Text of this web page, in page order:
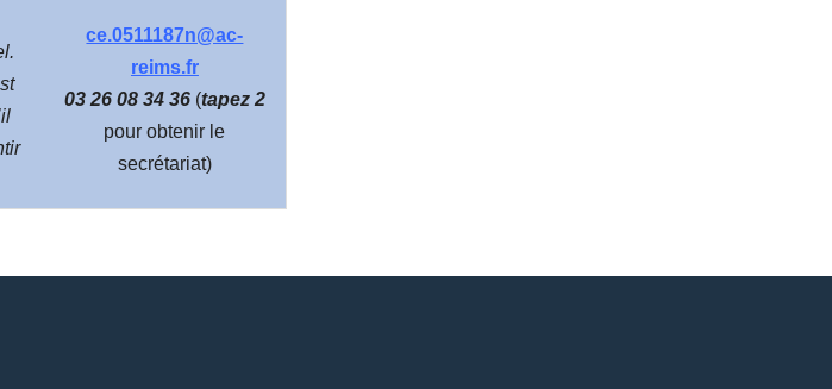
ce.0511187n@ac-
reims.fr
03 26 08 34 36(tapez 2
pour obtenir le
secrétariat)